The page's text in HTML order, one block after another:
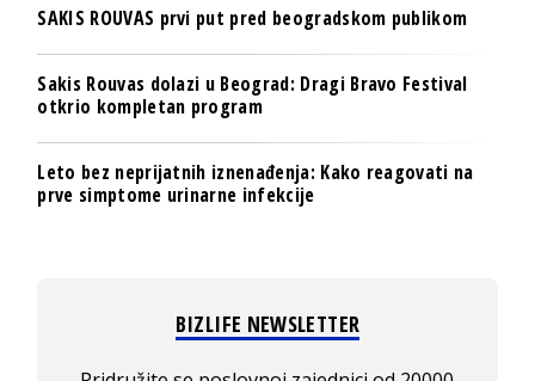
SAKIS ROUVAS prvi put pred beogradskom publikom
Sakis Rouvas dolazi u Beograd: Dragi Bravo Festival
otkrio kompletan program
Leto bez neprijatnih iznenađenja: Kako reagovati na
prve simptome urinarne infekcije
BIZLIFE NEWSLETTER